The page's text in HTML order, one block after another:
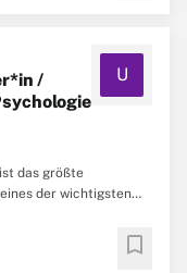
/
U
das größte
der wichtigsten
sich dafür ein, dass
stationär ...
bookmark